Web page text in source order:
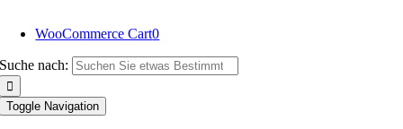
WooCommerce Cart0
Suche nach:
Toggle Navigation